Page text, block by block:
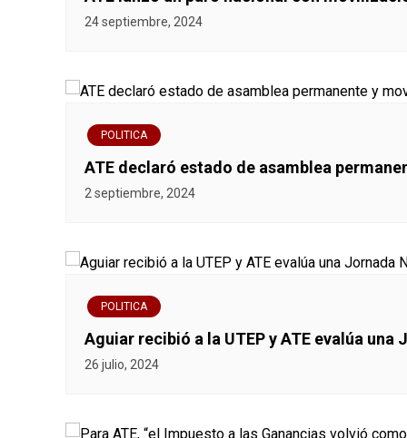
a
i
ó
n
e
e
n
t
r
24 septiembre, 2024
POLITICA
ATE declaró estado de asamblea
2 septiembre, 2024
POLITICA
Aguiar recibió a la UTEP y ATE evalúa
26 julio, 2024